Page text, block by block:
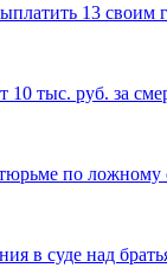
13 своим
10 тыс. руб. за
по
в суде над